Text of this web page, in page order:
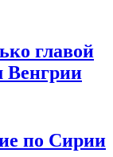
главой
по Сирии